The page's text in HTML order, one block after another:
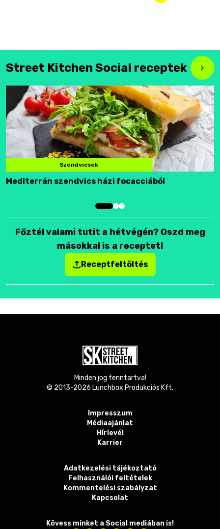
Street Kitchen Social receptek
Szendvicsek
Mediterrán szendvics házi focacciából
Főztél valami tutit a hétvégén? Oszd meg
másokkal is a receptet!
Receptfeltöltés
Minden jog fenntartva!
© 2013-2026 Lunchbox Produkciós Kft.
Impresszum
Médiaajánlat
Hírlevél
Karrier
Adatkezelési tájékoztató
Felhasználói feltételek
Kommentelési szabályzat
Kapcsolat
Kövess minket a Social mediában is!